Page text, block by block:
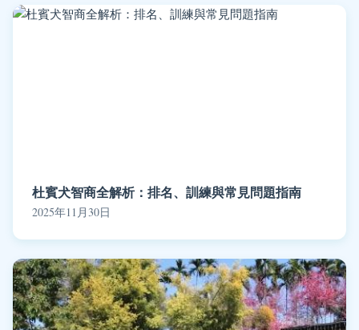
杜賓犬智商全解析：排名、訓練與常見問題指南
2025年11月30日